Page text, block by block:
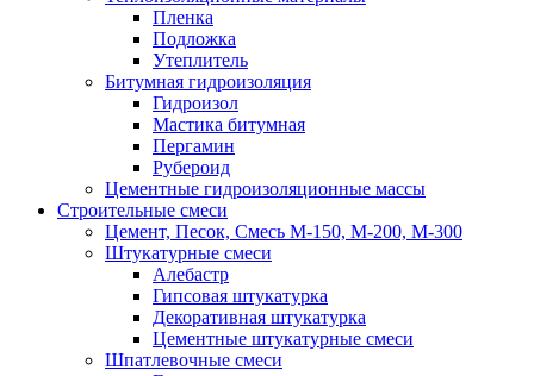
Пленка
Подложка
Утеплитель
Битумная гидроизоляция
Гидроизол
Мастика битумная
Пергамин
Рубероид
Цементные гидроизоляционные массы
Строительные смеси
Цемент, Песок, Смесь М-150, М-200, М-300
Штукатурные смеси
Алебастр
Гипсовая штукатурка
Декоративная штукатурка
Цементные штукатурные смеси
Шпатлевочные смеси